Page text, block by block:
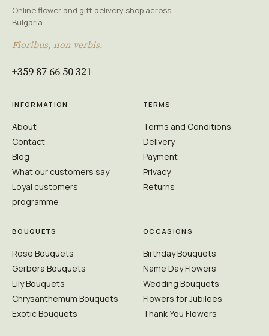
Online flower and gift delivery shop across
Bulgaria.
Floribus, non verbis.
+359 87 66 50 321
INFORMATION
About
Contact
Blog
What our customers say
Loyal customers
programme
TERMS
Terms and Conditions
Delivery
Payment
Privacy
Returns
BOUQUETS
Rose Bouquets
Gerbera Bouquets
Lily Bouquets
Chrysanthemum Bouquets
Exotic Bouquets
OCCASIONS
Birthday Bouquets
Name Day Flowers
Wedding Bouquets
Flowers for Jubilees
Thank You Flowers